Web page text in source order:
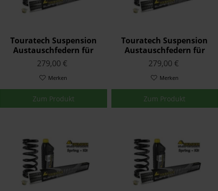
Touratech Suspension
Austauschfedern für
Triumph STREET TRIPLE
R (765) 2017 - 2020
279,00 €
Merken
Zum Produkt
Touratech Suspension
Austauschfedern für
Triumph STREET TRIPLE
R 2009 - 2012
279,00 €
Merken
Zum Produkt